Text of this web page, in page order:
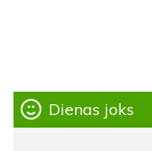
Dienas joks